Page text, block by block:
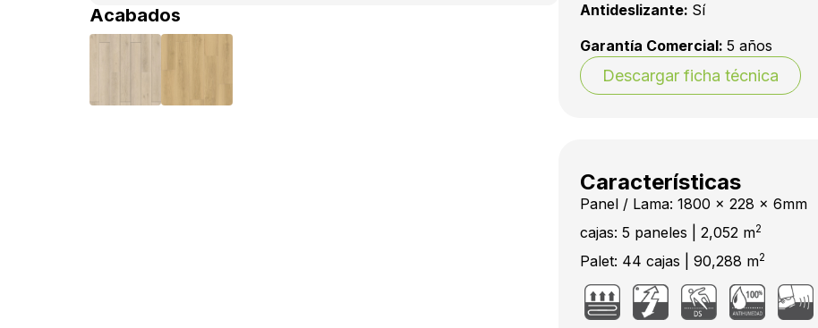
Acabados
Antideslizante: Sí
Garantía Comercial: 5 años
Descargar ficha técnica
Características
Panel / Lama: 1800 x 228 x 6mm
cajas: 5 paneles | 2,052 m2
Palet: 44 cajas | 90,288 m2